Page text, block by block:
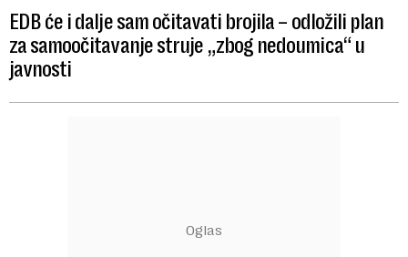
EDB će i dalje sam očitavati brojila – odložili plan
za samoočitavanje struje „zbog nedoumica“ u
javnosti